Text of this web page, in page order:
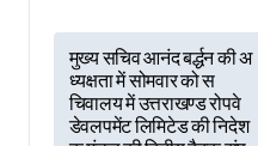
P
o
s
मुख्य सचिव आनंद बर्द्धन की अ
ध्यक्षता में सोमवार को स
चिवालय में उत्तराखण्ड रोपवे
डेवलपमेंट लिमिटेड की निदेश